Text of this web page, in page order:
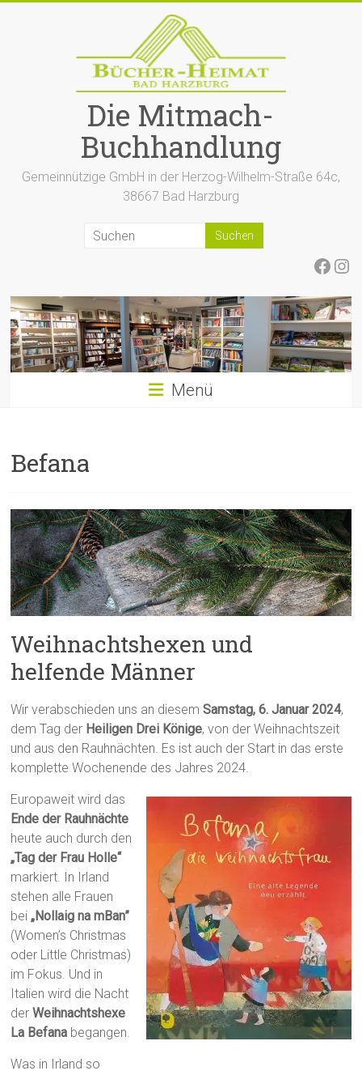
Die Mitmach-
Buchhandlung
Gemeinnützige GmbH in der Herzog-Wilhelm-Straße 64c,
38667 Bad Harzburg
Menü
Befana
Weihnachtshexen und
helfende Männer
Wir verabschieden uns an diesemSamstag, 6. Januar 2024,
dem Tag der Heiligen Drei Könige, von der Weihnachtszeit
und aus den Rauhnächten. Es ist auch der Start in das erste
komplette Wochenende des Jahres 2024.
Europaweit wird das
Ende der Rauhnächte
heute auch durch den
„Tag der Frau Holle“
markiert. In Irland
stehen alle Frauen
bei„Nollaig na mBan”
(Women’s Christmas
oder Little Christmas)
im Fokus. Und in
Italien wird die Nacht
derWeihnachtshexe
La Befana begangen.
Was in Irland so